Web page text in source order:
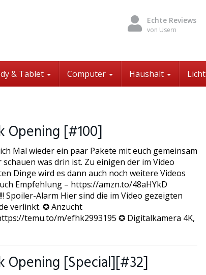
Echte Reviews
von Usern
& Tablet Computer Haushalt Licht
Opening [#100]
Mal wieder ein paar Pakete mit euch gemeinsam
schauen was drin ist. Zu einigen der im Video
Dinge wird es dann auch noch weitere Videos
Empfehlung – https://amzn.to/48aHYkD
Spoiler-Alarm Hier sind die im Video gezeigten
verlinkt. ✪ Anzucht
temu.to/m/efhk2993195 ✪ Digitalkamera 4K,
Opening [Special][#32]